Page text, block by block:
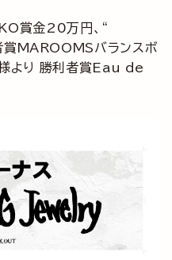
賞金20万円、“
MAROOMSバランスボ
より 勝利者賞Eau de